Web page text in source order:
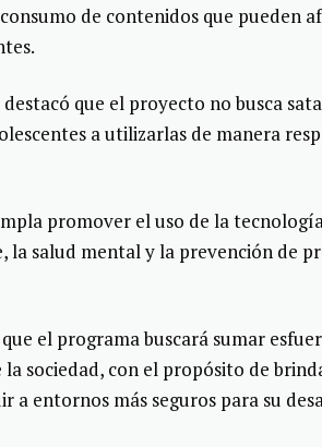
de contenidos que pueden
que el proyecto no busca
a utilizarlas de manera
promover el uso de la
la salud mental y la prevención de
el programa buscará sumar
sociedad, con el propósito de
a entornos más seguros para su